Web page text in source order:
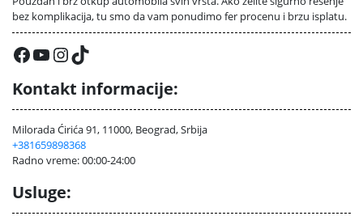
bez komplikacija, tu smo da vam ponudimo fer procenu i brzu isplatu.
Facebook
YouTube
Instagram
TikTok
Kontakt informacije:
Milorada Ćirića 91, 11000, Beograd, Srbija
+381659898368
Radno vreme: 00:00-24:00
Usluge: